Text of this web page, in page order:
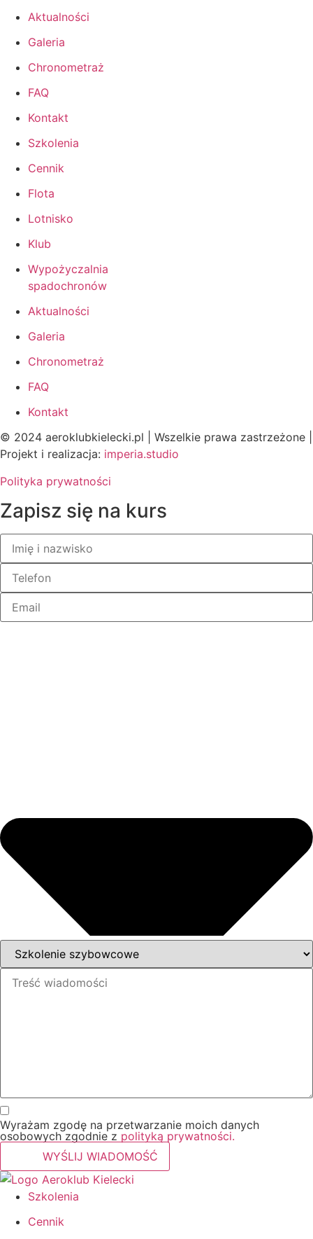
Aktualności
Galeria
Chronometraż
FAQ
Kontakt
Szkolenia
Cennik
Flota
Lotnisko
Klub
Wypożyczalnia
spadochronów
Aktualności
Galeria
Chronometraż
FAQ
Kontakt
© 2024 aeroklubkielecki.pl | Wszelkie prawa zastrzeżone |
Projekt i realizacja: imperia.studio
Polityka prywatności
Zapisz się na kurs
Wyrażam zgodę na przetwarzanie moich danych
osobowych zgodnie z polityką prywatności.
WYŚLIJ WIADOMOŚĆ
Szkolenia
Cennik